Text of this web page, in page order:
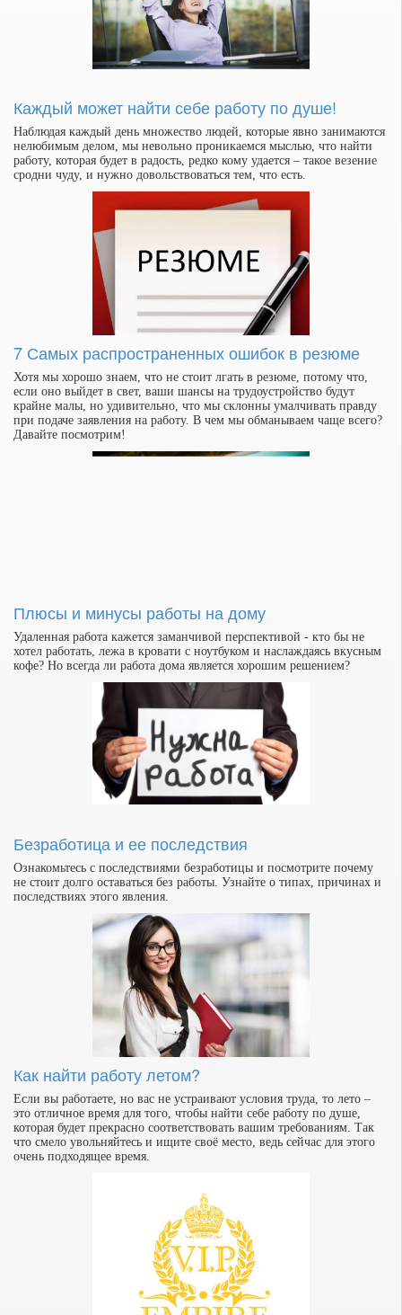
Каждый может найти себе работу по душе!
Наблюдая каждый день множество людей, которые явно занимаются
нелюбимым делом, мы невольно проникаемся мыслью, что найти
работу, которая будет в радость, редко кому удается – такое везение
сродни чуду, и нужно довольствоваться тем, что есть.
7 Самых распространенных ошибок в резюме
Хотя мы хорошо знаем, что не стоит лгать в резюме, потому что,
если оно выйдет в свет, ваши шансы на трудоустройство будут
крайне малы, но удивительно, что мы склонны умалчивать правду
при подаче заявления на работу. В чем мы обманываем чаще всего?
Давайте посмотрим!
Плюсы и минусы работы на дому
Удаленная работа кажется заманчивой перспективой - кто бы не
хотел работать, лежа в кровати с ноутбуком и наслаждаясь вкусным
кофе? Но всегда ли работа дома является хорошим решением?
Безработица и ее последствия
Ознакомьтесь с последствиями безработицы и посмотрите почему
не стоит долго оставаться без работы. Узнайте о типах, причинах и
последствиях этого явления.
Как найти работу летом?
Если вы работаете, но вас не устраивают условия труда, то лето –
это отличное время для того, чтобы найти себе работу по душе,
которая будет прекрасно соответствовать вашим требованиям. Так
что смело увольняйтесь и ищите своё место, ведь сейчас для этого
очень подходящее время.